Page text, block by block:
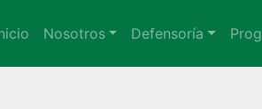
Nosotros Defensoría